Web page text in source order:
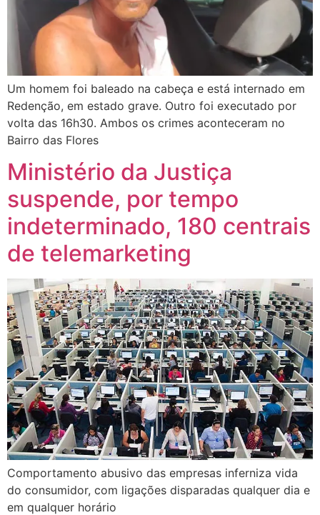
Um homem foi baleado na cabeça e está internado em
Redenção, em estado grave. Outro foi executado por
volta das 16h30. Ambos os crimes aconteceram no
Bairro das Flores
Ministério da Justiça
suspende, por tempo
indeterminado, 180 centrais
de telemarketing
Comportamento abusivo das empresas inferniza vida
do consumidor, com ligações disparadas qualquer dia e
em qualquer horário